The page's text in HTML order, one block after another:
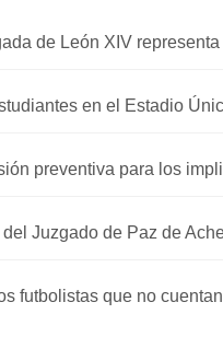
de León XIV
en el Estadio
preventiva para los
Juzgado de Paz de
futbolistas que no